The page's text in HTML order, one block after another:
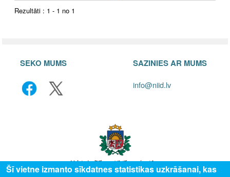
Rezultāti : 1 - 1 no 1
SEKO MUMS SAZINIES AR MUMS
info@niid.lv
Šī vietne izmanto sīkdatnes statistikas uzkrāšanai, kas